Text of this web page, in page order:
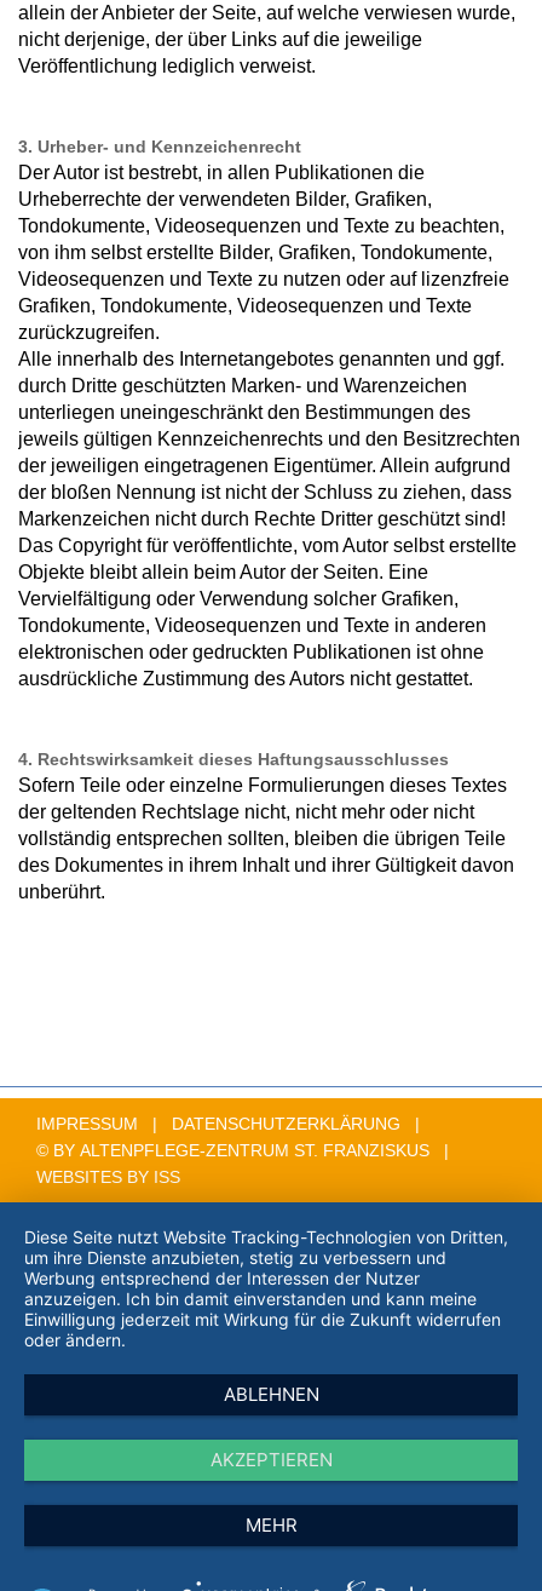
allein der Anbieter der Seite, auf welche verwiesen wurde,
nicht derjenige, der über Links auf die jeweilige
Veröffentlichung lediglich verweist.
3. Urheber- und Kennzeichenrecht
Der Autor ist bestrebt, in allen Publikationen die
Urheberrechte der verwendeten Bilder, Grafiken,
Tondokumente, Videosequenzen und Texte zu beachten,
von ihm selbst erstellte Bilder, Grafiken, Tondokumente,
Videosequenzen und Texte zu nutzen oder auf lizenzfreie
Grafiken, Tondokumente, Videosequenzen und Texte
zurückzugreifen.
Alle innerhalb des Internetangebotes genannten und ggf.
durch Dritte geschützten Marken- und Warenzeichen
unterliegen uneingeschränkt den Bestimmungen des
jeweils gültigen Kennzeichenrechts und den Besitzrechten
der jeweiligen eingetragenen Eigentümer. Allein aufgrund
der bloßen Nennung ist nicht der Schluss zu ziehen, dass
Markenzeichen nicht durch Rechte Dritter geschützt sind!
Das Copyright für veröffentlichte, vom Autor selbst erstellte
Objekte bleibt allein beim Autor der Seiten. Eine
Vervielfältigung oder Verwendung solcher Grafiken,
Tondokumente, Videosequenzen und Texte in anderen
elektronischen oder gedruckten Publikationen ist ohne
ausdrückliche Zustimmung des Autors nicht gestattet.
4. Rechtswirksamkeit dieses Haftungsausschlusses
Sofern Teile oder einzelne Formulierungen dieses Textes
der geltenden Rechtslage nicht, nicht mehr oder nicht
vollständig entsprechen sollten, bleiben die übrigen Teile
des Dokumentes in ihrem Inhalt und ihrer Gültigkeit davon
unberührt.
IMPRESSUM | DATENSCHUTZERKLÄRUNG |
© BY ALTENPFLEGE-ZENTRUM ST. FRANZISKUS |
WEBSITES BY ISS
Diese Seite nutzt Website Tracking-Technologien von Dritten,
um ihre Dienste anzubieten, stetig zu verbessern und
Werbung entsprechend der Interessen der Nutzer
anzuzeigen. Ich bin damit einverstanden und kann meine
Einwilligung jederzeit mit Wirkung für die Zukunft widerrufen
oder ändern.
ABLEHNEN
AKZEPTIEREN
MEHR